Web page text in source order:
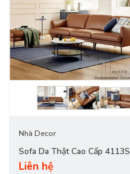
Nhà Decor
Sofa Da Thật Cao Cấp 4113S
Liên hệ